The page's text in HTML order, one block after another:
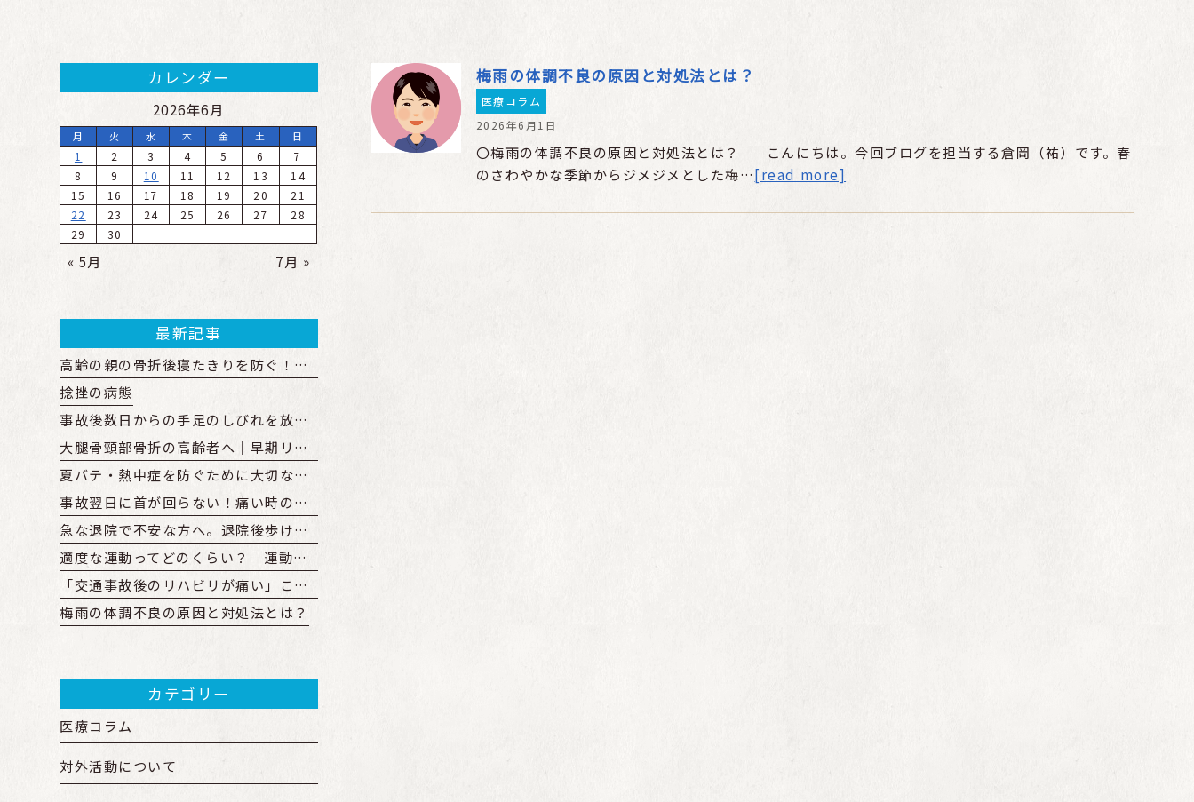
梅雨の体調不良の原因と対処法とは？
医療コラム
2026年6月1日
〇梅雨の体調不良の原因と対処法とは？ こんにちは。今回ブログを担当する倉岡（祐）です。春
のさわやかな季節からジメジメとした梅…[read more]
カレンダー
2026年6月
月 火 水 木 金 土 日
1 2 3 4 5 6
7
8
9 10 11 12 13
14
15
16 17 18 19 20
21
22
23 24 25 26 27
28
29
30
« 5月 7月 »
最新記事
高齢の親の骨折後寝たきりを防ぐ！廃用症候群予防の運動と見守り方
捻挫の病態
事故後数日からの手足のしびれを放置すると？原因と受診の目安
大腿骨頸部骨折の高齢者へ｜早期リハビリのメリットと開始時期を解説
夏バテ・熱中症を防ぐために大切なこと
事故翌日に首が回らない！痛い時の受診先と物損からの変更手順
急な退院で不安な方へ。退院後歩けない親の在宅復帰とリハビリ準備
適度な運動ってどのくらい？ 運動量の目安やどのくらい続けるべきか
「交通事故後のリハビリが痛い」これって大丈夫？ 回復を早めるリハビリとは
梅雨の体調不良の原因と対処法とは？
カテゴリー
医療コラム
対外活動について